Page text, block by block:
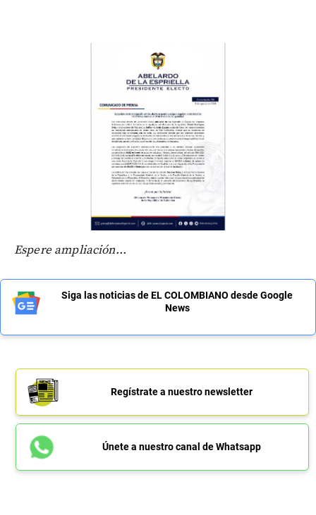
Espere ampliación...
Siga las noticias de EL COLOMBIANO desde Google
News
Regístrate a nuestro newsletter
Únete a nuestro canal de Whatsapp